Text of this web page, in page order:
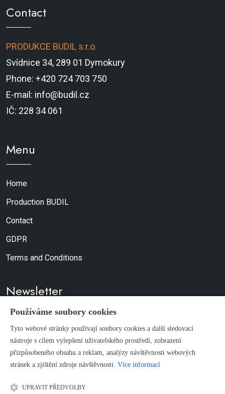
Contact
PRODUKCE BUDIL s.r.o.
Svídnice 34, 289 01 Dymokury
Phone: +420 724 703 750
E-mail: info@budil.cz
IČ: 228 34 061
Menu
Home
Production BUDIL
Contact
GDPR
Terms and Conditions
Newsletter
Don't worry, we don't send spam.
SUBSCRIBE
Používáme soubory cookies
Tyto webové stránky používají soubory cookies a další sledovací
nástroje s cílem vylepšení uživatelského prostředí, zobrazení
přizpůsobeného obsahu a reklam, analýzy návštěvnosti webových
stránek a zjištění zdroje návštěvnosti. Více informací
UPRAVIT PŘEDVOLBY